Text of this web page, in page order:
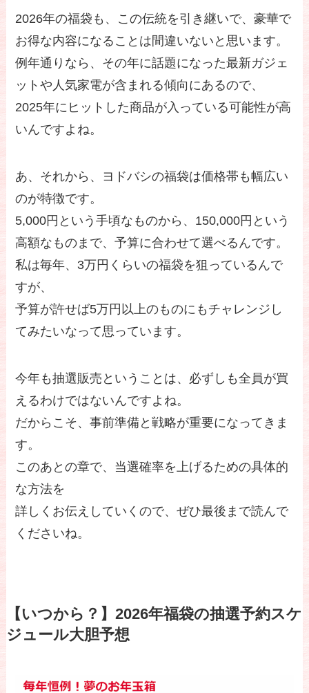
2026年の福袋も、この伝統を引き継いで、豪華で
お得な内容になることは間違いないと思います。
例年通りなら、その年に話題になった最新ガジェ
ットや人気家電が含まれる傾向にあるので、
2025年にヒットした商品が入っている可能性が高
いんですよね。
あ、それから、ヨドバシの福袋は価格帯も幅広い
のが特徴です。
5,000円という手頃なものから、150,000円という
高額なものまで、予算に合わせて選べるんです。
私は毎年、3万円くらいの福袋を狙っているんで
すが、
予算が許せば5万円以上のものにもチャレンジし
てみたいなって思っています。
今年も抽選販売ということは、必ずしも全員が買
えるわけではないんですよね。
だからこそ、事前準備と戦略が重要になってきま
す。
このあとの章で、当選確率を上げるための具体的
な方法を
詳しくお伝えしていくので、ぜひ最後まで読んで
くださいね。
【いつから？】2026年福袋の抽選予約スケ
ジュール大胆予想